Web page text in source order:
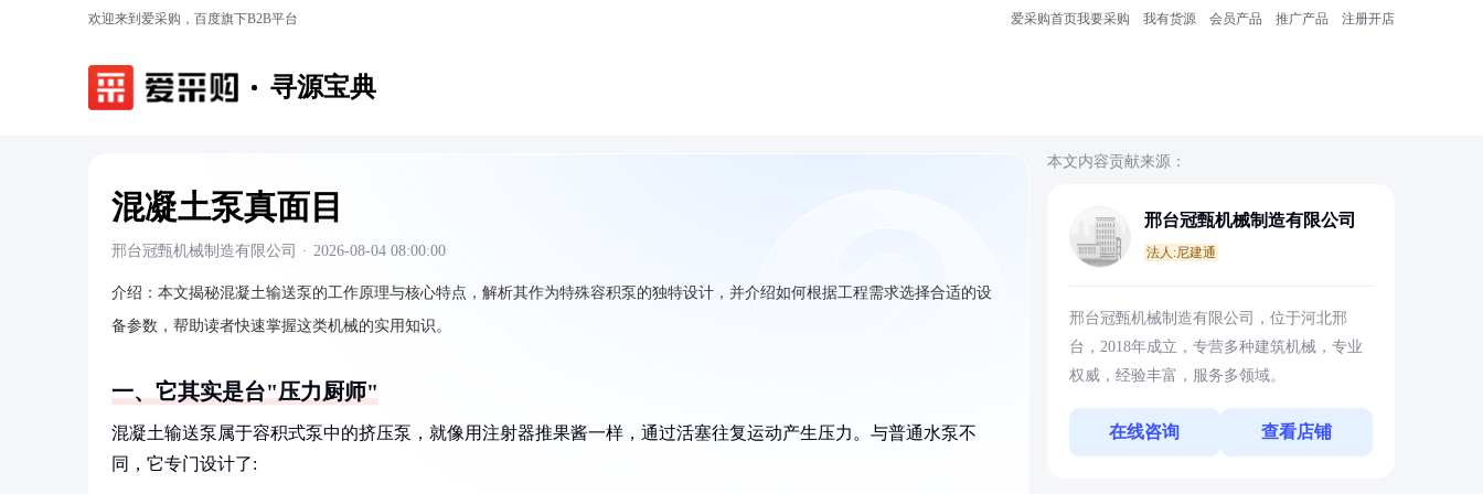
欢迎来到爱采购，百度旗下B2B平台 爱采购首页我要采购 我有货源 会员产品 推广产品 注册开店
寻源宝典
混凝土泵真面目
邢台冠甄机械制造有限公司 · 2026-08-04 08:00:00
介绍： 本文揭秘混凝土输送泵的工作原理与核心特点，解析其作为特殊容积泵的独特设计，并介绍如何根据工程需求选择合适的设
备参数，帮助读者快速掌握这类机械的实用知识。
一、它其实是台"压力厨师"
混凝土输送泵属于容积式泵中的挤压泵，就像用注射器推果酱一样，通过活塞往复运动产生压力。与普通水泵不
同，它专门设计了:
本文内容贡献来源：
邢台冠甄机械制造有限公司
法人:尼建通
邢台冠甄机械制造有限公司，位于河北邢
台，2018年成立，专营多种建筑机械，专业
权威，经验丰富，服务多领域。
在线咨询 查看店铺